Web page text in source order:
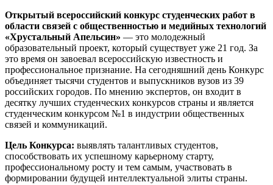
Открытый всероссийский конкурс студенческих работ в
области связей с общественностью и медийных технологий
«Хрустальный Апельсин» — это молодежный
образовательный проект, который существует уже 21 год. За
это время он завоевал всероссийскую известность и
профессиональное признание. На сегодняшний день Конкурс
объединяет тысячи студентов и выпускников вузов из 39
российских городов. По мнению экспертов, он входит в
десятку лучших студенческих конкурсов страны и является
студенческим конкурсом №1 в индустрии общественных
связей и коммуникаций.
Цель Конкурса: выявлять талантливых студентов,
способствовать их успешному карьерному старту,
профессиональному росту и тем самым, участвовать в
формировании будущей интеллектуальной элиты страны.